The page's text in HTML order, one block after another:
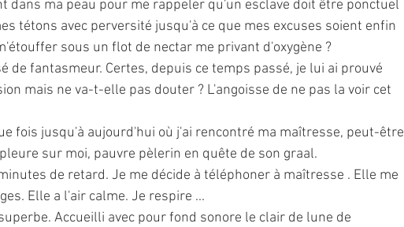
dans ma peau pour me rappeler qu'un esclave doit être ponctuel
tétons avec perversité jusqu'à ce que mes excuses soient enfin
sous un flot de nectar me privant d'oxygène ?
de fantasmeur. Certes, depuis ce temps passé, je lui ai prouvé
mais ne va-t-elle pas douter ? L'angoisse de ne pas la voir cet
fois jusqu'à aujourd'hui où j'ai rencontré ma maîtresse, peut-être
sur moi, pauvre pèlerin en quête de son graal.
de retard. Je me décide à téléphoner à maîtresse . Elle me
Elle a l'air calme. Je respire ...
Accueilli avec pour fond sonore le clair de lune de